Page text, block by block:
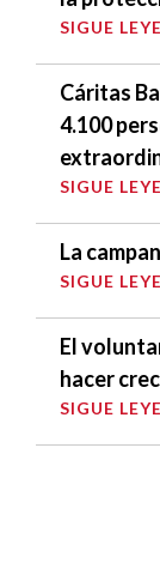
SIGUE
Cáritas
4.100
SIGUE
La
SIGUE
El
hacer
SIGUE